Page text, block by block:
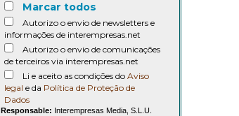
Marcar todos
Autorizo o envio de newsletters e
informações de interempresas.net
Autorizo o envio de comunicações
de terceiros via interempresas.net
Li e aceito as condições do Aviso
legal e da Política de Proteção de
Dados
Responsable: Interempresas Media, S.L.U.